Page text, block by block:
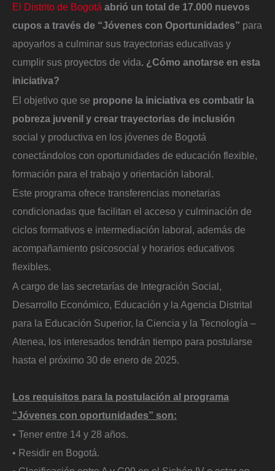
El Distrito de Bogotá abrió un total de 17.000 nuevos
cupos a través de “Jóvenes con Oportunidades” para
apoyarlos a culminar sus trayectorias educativas y
cumplir sus proyectos de vida. ¿Cómo anotarse en esta
iniciativa?
El objetivo que se propone la iniciativa es combatir la
pobreza juvenil y crear trayectorias de inclusión
social y productiva en los jóvenes de Bogotá
conectándolos con oportunidades de educación flexible,
formación para el trabajo y orientación laboral.
Este programa ofrece transferencias monetarias
condicionadas que facilitan el acceso y culminación de
ciclos formativos e intermediación laboral, además de
acompañamiento psicosocial y horarios educativos
flexibles.
A cargo de las secretarías de Integración Social,
Desarrollo Económico, Educación y la Agencia Distrital
para la Educación Superior, la Ciencia y la Tecnología –
Atenea, los interesados tendrán tiempo para postularse
hasta el próximo 30 de enero de 2025.
Los requisitos para la postulación al programa
“Jóvenes con oportunidades” son:
• Tener entre 14 y 28 años.
• Residir en Bogotá.